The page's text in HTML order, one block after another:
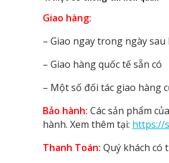
Giao hàng:
– Giao ngay trong ngày
– Giao hàng quốc tế sẵn có
– Một số đối tác giao hàng
Bảo hành: Các sản phẩm
hành. Xem thêm tại: https://
Thanh Toán: Quý khách có